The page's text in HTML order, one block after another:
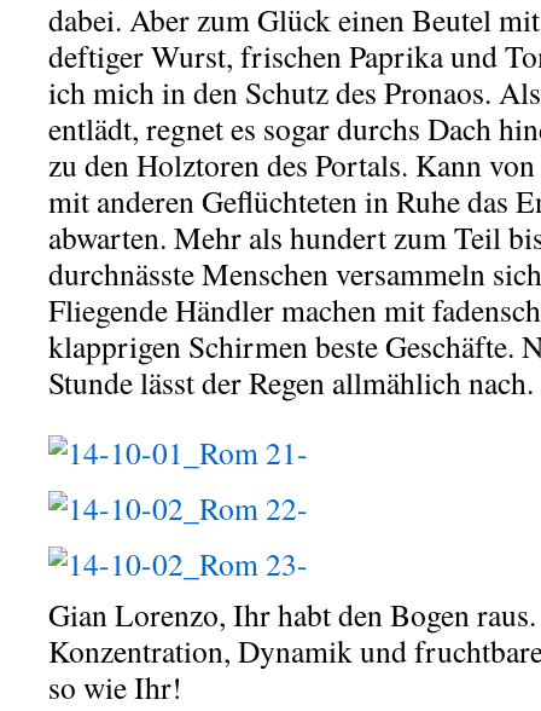
dabei. Aber zum Glück einen Beutel
deftiger Wurst, frischen Paprika und
ich mich in den Schutz des Pronaos.
entlädt, regnet es sogar durchs Dach
zu den Holztoren des Portals. Kann
mit anderen Geflüchteten in Ruhe das
abwarten. Mehr als hundert zum Teil
durchnässte Menschen versammeln
Fliegende Händler machen mit
klapprigen Schirmen beste Geschäfte.
Stunde lässt der Regen allmählich nach.
Gian Lorenzo, Ihr habt den Bogen
Konzentration, Dynamik und
so wie Ihr!